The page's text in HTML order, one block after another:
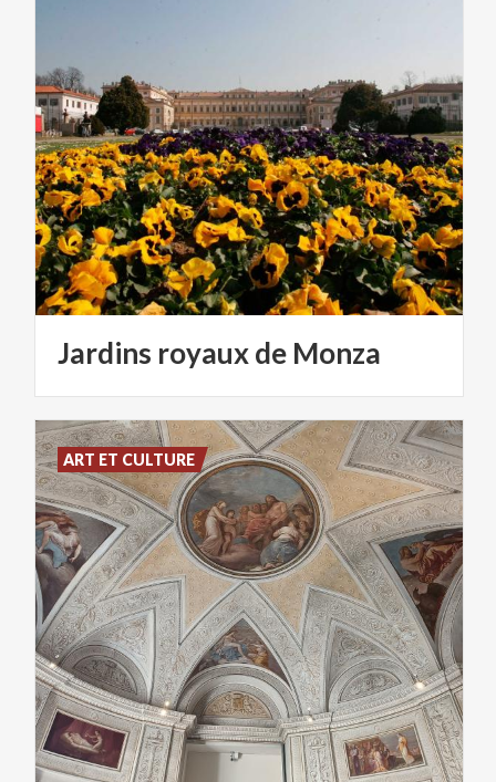
Jardins royauxde Monza
ART ET CULTURE